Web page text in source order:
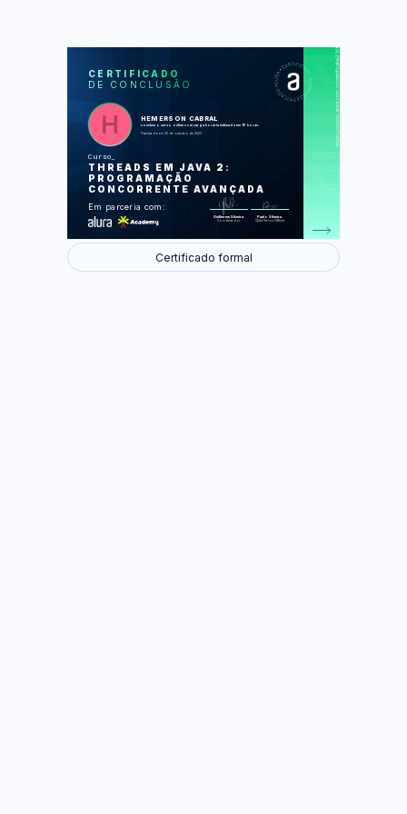
CERTIFICADO
DE CONCLUSÃO
HEMERSON CABRAL
concluiu o curso online com carga horária estimada em 16 horas.
Finalizado em 30 de outubro de 2023
Curso
THREADS EM JAVA 2:
PROGRAMAÇÃO
CONCORRENTE AVANÇADA
Em parceria com:
Guilherme Silveira
Coordenador
Paulo Silveira
Chief Vision Officer
https://cursos.alura.com.br/certificate/21d97100-c733-4823-8e4e-da4759cf4f31
LAS
O projeto Servidor de tarefas
Reuso de threads
Distribuindo comandos e tratamento
Certificado formal